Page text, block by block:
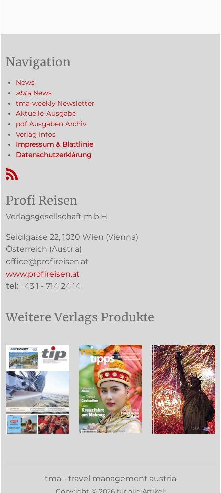
Navigation
News
abta News
tma-weekly Newsletter
Aktuelle-Ausgabe
pdf Ausgaben Archiv
Verlag-Infos
Impressum & Blattlinie
Datenschutzerklärung
RSS-Feed
Profi Reisen
Verlagsgesellschaft m.b.H.
Seidlgasse 22, 1030 Wien (Vienna)
Österreich (Austria)
office@profireisen.at
www.profireisen.at
tel: +43 1 - 714 24 14
Weitere Verlags Produkte
tma - travel management austria
Copyright © 2026für alle Artikel: